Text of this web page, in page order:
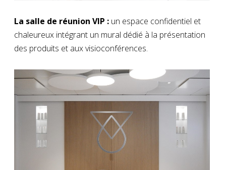
La salle de réunion VIP : un espace confidentiel et
chaleureux intégrant un mural dédié à la présentation
des produits et aux visioconférences.